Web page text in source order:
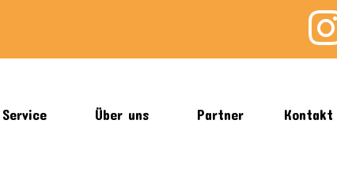
Service Über uns Partner Kontakt